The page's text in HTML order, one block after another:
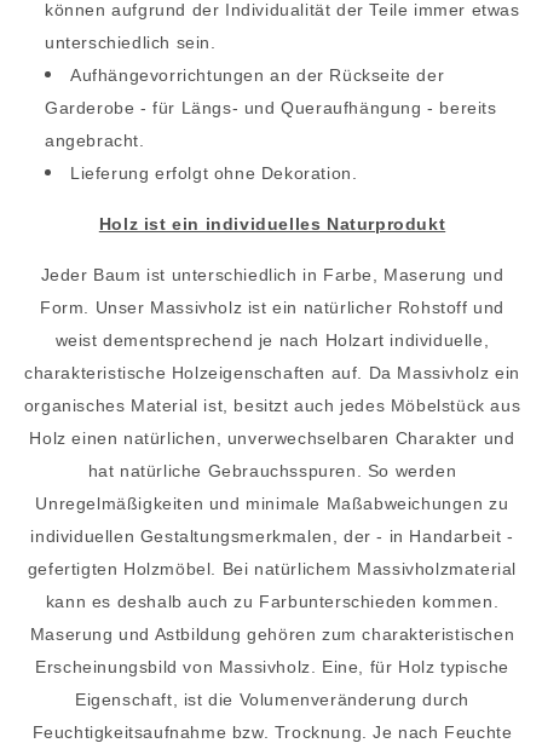
können aufgrund der Individualität der Teile immer etwas
unterschiedlich sein.
Aufhängevorrichtungen an der Rückseite der
Garderobe - für Längs- und Queraufhängung - bereits
angebracht.
Lieferung erfolgt ohne Dekoration.
Holz ist ein individuelles Naturprodukt
Jeder Baum ist unterschiedlich in Farbe, Maserung und
Form. Unser Massivholz ist ein natürlicher Rohstoff und
weist dementsprechend je nach Holzart individuelle,
charakteristische Holzeigenschaften auf. Da Massivholz ein
organisches Material ist, besitzt auch jedes Möbelstück aus
Holz einen natürlichen, unverwechselbaren Charakter und
hat natürliche Gebrauchsspuren. So werden
Unregelmäßigkeiten und minimale Maßabweichungen zu
individuellen Gestaltungsmerkmalen, der - in Handarbeit -
gefertigten Holzmöbel. Bei natürlichem Massivholzmaterial
kann es deshalb auch zu Farbunterschieden kommen.
Maserung und Astbildung gehören zum charakteristischen
Erscheinungsbild von Massivholz. Eine, für Holz typische
Eigenschaft, ist die Volumenveränderung durch
Feuchtigkeitsaufnahme bzw. Trocknung. Je nach Feuchte